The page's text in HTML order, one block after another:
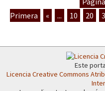
Primera
« ... 10 20
Este
Licencia Creative Commons